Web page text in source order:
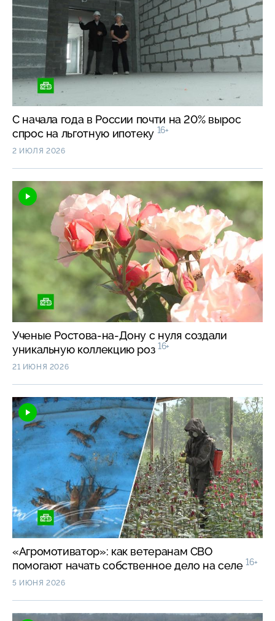
С начала года в России почти на 20% вырос
спрос на льготную ипотеку 16+
2 ИЮЛЯ 2026
Ученые Ростова-на-Дону с нуля создали
уникальную коллекцию роз 16+
21 ИЮНЯ 2026
«Агромотиватор»: как ветеранам СВО
помогают начать собственное дело на селе 16+
5 ИЮНЯ 2026